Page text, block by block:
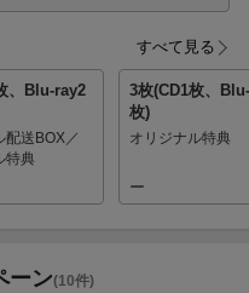
すべて見る
、Blu-ray2
配送BOX／
特典
3枚(CD1枚、
枚)
オリジナル特典
ー
ーン(10件)